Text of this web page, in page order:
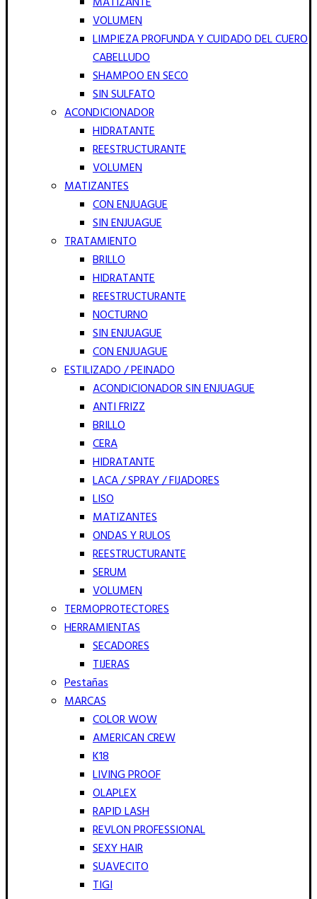
VOLUMEN
LIMPIEZA PROFUNDA Y CUIDADO DEL CUERO
CABELLUDO
SHAMPOO EN SECO
SIN SULFATO
ACONDICIONADOR
HIDRATANTE
REESTRUCTURANTE
VOLUMEN
MATIZANTES
CON ENJUAGUE
SIN ENJUAGUE
TRATAMIENTO
BRILLO
HIDRATANTE
REESTRUCTURANTE
NOCTURNO
SIN ENJUAGUE
CON ENJUAGUE
ESTILIZADO / PEINADO
ACONDICIONADOR SIN ENJUAGUE
ANTI FRIZZ
BRILLO
CERA
HIDRATANTE
LACA / SPRAY / FIJADORES
LISO
MATIZANTES
ONDAS Y RULOS
REESTRUCTURANTE
SERUM
VOLUMEN
TERMOPROTECTORES
HERRAMIENTAS
SECADORES
TIJERAS
Pestañas
MARCAS
COLOR WOW
AMERICAN CREW
K18
LIVING PROOF
OLAPLEX
RAPID LASH
REVLON PROFESSIONAL
SEXY HAIR
SUAVECITO
TIGI